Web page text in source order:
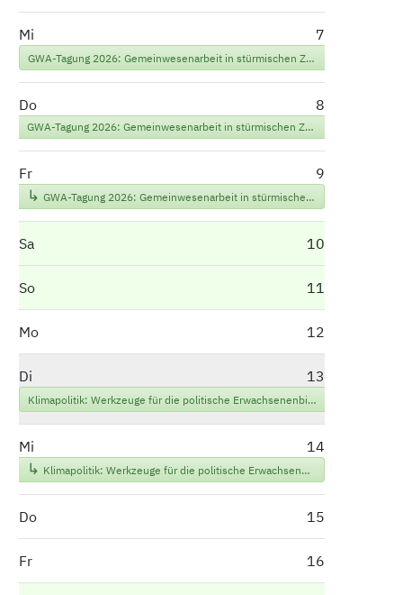
Mi 7
GWA-Tagung 2026: Gemeinwesenarbeit in stürmischen Zeiten. Welche Konfliktfähigkeit brauchen wir für Frieden?
Do 8
GWA-Tagung 2026: Gemeinwesenarbeit in stürmischen Zeiten. Welche Konfliktfähigkeit brauchen wir für Frieden?
Fr 9
GWA-Tagung 2026: Gemeinwesenarbeit in stürmischen Zeiten. Welche Konfliktfähigkeit brauchen wir für Frieden?
Sa 10
So 11
Mo 12
Di 13
Klimapolitik: Werkzeuge für die politische Erwachsenenbildung
Mi 14
Klimapolitik: Werkzeuge für die politische Erwachsenenbildung
Do 15
Fr 16